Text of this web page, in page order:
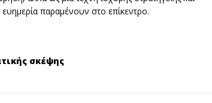
παραμένουν στο επίκεντρο.
σκέψης